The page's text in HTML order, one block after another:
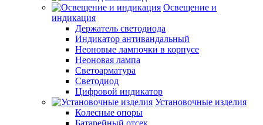
Освещение и
индикация
Держатель светодиода
Индикатор антивандальный
Неоновые лампочки в корпусе
Неоновая лампа
Светоарматура
Светодиод
Цифровой индикатор
Установочные изделия
Колесные опоры
Батарейный отсек